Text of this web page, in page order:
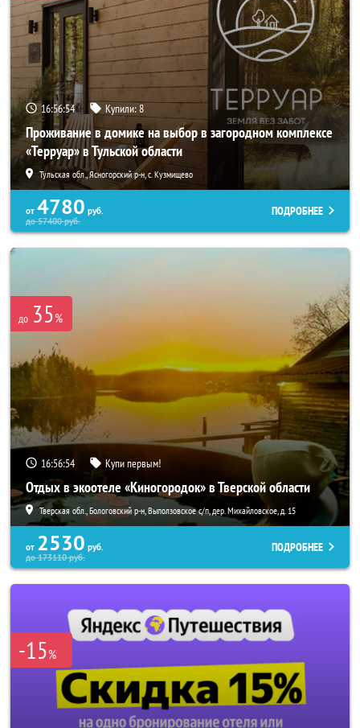
16:56:52 Купили:8
Проживание в домике на выбор в загородном комплексе
«Терруар» в Тульской области
Тульская обл., Ясногорский р-н, с. Кузмищево
от 4780 руб.
до57400руб.
ПОДРОБНЕЕ
до 35%
16:56:52 Купи первым!
Отдых в экоотеле «Киногородок» в Тверской области
Тверская обл., Бологовский р-н, Выползовское с/п, дер. Михайловское, д. 15
от 2530 руб.
до173110руб.
ПОДРОБНЕЕ
-15%